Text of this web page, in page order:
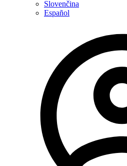
Slovenčina
Español